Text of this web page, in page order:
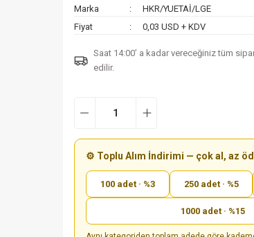
Marka
HKR/YUETAİ/LGE
Fiyat
0,03 USD + KDV
Saat 14:00’ a kadar vereceğiniz tüm
edilir.
⚙️ Toplu Alım İndirimi — çok al, az
100 adet · %3 250 adet · %5
1000 adet · %15